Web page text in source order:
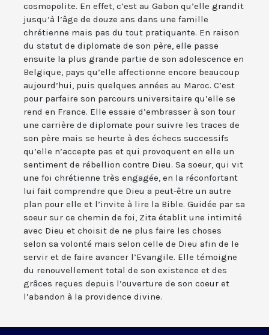
cosmopolite. En effet, c’est au Gabon qu’elle grandit
jusqu’à l’âge de douze ans dans une famille
chrétienne mais pas du tout pratiquante. En raison
du statut de diplomate de son père, elle passe
ensuite la plus grande partie de son adolescence en
Belgique, pays qu’elle affectionne encore beaucoup
aujourd’hui, puis quelques années au Maroc. C’est
pour parfaire son parcours universitaire qu’elle se
rend en France. Elle essaie d’embrasser à son tour
une carrière de diplomate pour suivre les traces de
son père mais se heurte à des échecs successifs
qu’elle n’accepte pas et qui provoquent en elle un
sentiment de rébellion contre Dieu. Sa soeur, qui vit
une foi chrétienne très engagée, en la réconfortant
lui fait comprendre que Dieu a peut-être un autre
plan pour elle et l’invite à lire la Bible. Guidée par sa
soeur sur ce chemin de foi, Zita établit une intimité
avec Dieu et choisit de ne plus faire les choses
selon sa volonté mais selon celle de Dieu afin de le
servir et de faire avancer l’Evangile. Elle témoigne
du renouvellement total de son existence et des
grâces reçues depuis l’ouverture de son coeur et
l’abandon à la providence divine.